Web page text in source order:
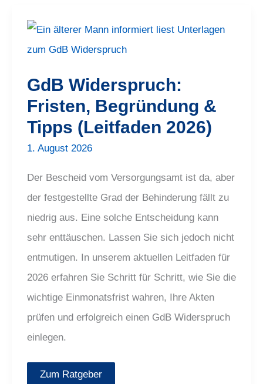
GdB Widerspruch:
Fristen, Begründung &
Tipps (Leitfaden 2026)
1. August 2026
Der Bescheid vom Versorgungsamt ist da, aber
der festgestellte Grad der Behinderung fällt zu
niedrig aus. Eine solche Entscheidung kann
sehr enttäuschen. Lassen Sie sich jedoch nicht
entmutigen. In unserem aktuellen Leitfaden für
2026 erfahren Sie Schritt für Schritt, wie Sie die
wichtige Einmonatsfrist wahren, Ihre Akten
prüfen und erfolgreich einen GdB Widerspruch
einlegen.
GdB
Widerspruch:
Fristen,
Begründung
(Leitfaden
2026)
Zum Ratgeber